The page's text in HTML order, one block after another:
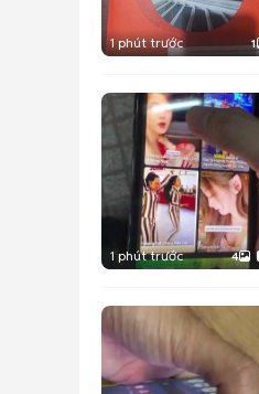
1 phút trước 1
1 phút trước 4